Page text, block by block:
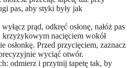
pas, aby styki były jak
prąd, odkręć osłonę, nałóż pas
krzyżykowym nacięciem wokół
osłonkę. Przed przycięciem, zaznacz
wyciąć otwór.
odmierz i przytnij tapetę tak, by